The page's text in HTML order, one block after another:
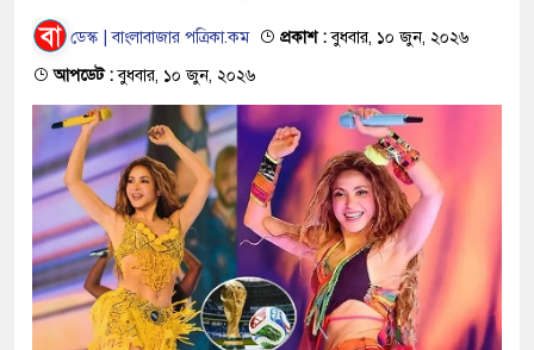
ডেস্ক | বাংলাবাজার পত্রিকা.কম প্রকাশ :বুধবার, ১০ জুন, ২০২৬
আপডেট :বুধবার, ১০ জুন, ২০২৬